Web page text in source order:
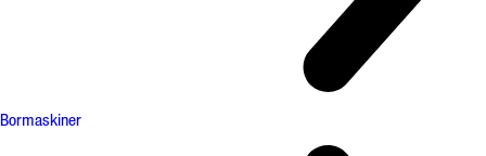
Bormaskiner